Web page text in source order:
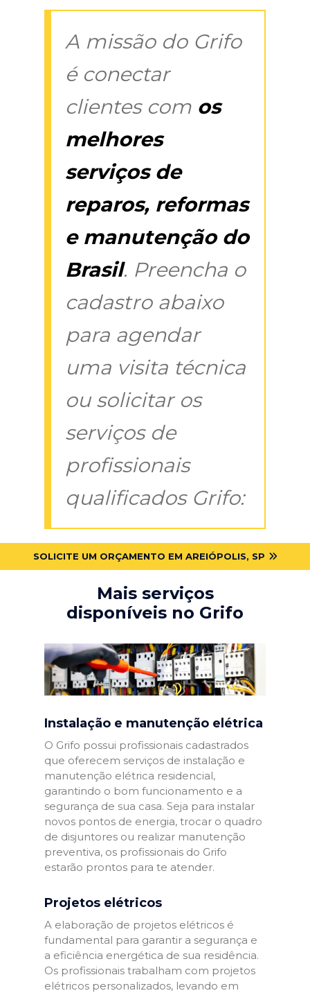
A missão do Grifo
é conectar
clientes com os
melhores
serviços de
reparos, reformas
e manutenção do
Brasil. Preencha o
cadastro abaixo
para agendar
uma visita técnica
ou solicitar os
serviços de
profissionais
qualificados Grifo:
SOLICITE UM ORÇAMENTO EM AREIÓPOLIS, SP
Mais serviços
disponíveis no Grifo
Instalação e manutenção elétrica
O Grifo possui profissionais cadastrados
que oferecem serviços de instalação e
manutenção elétrica residencial,
garantindo o bom funcionamento e a
segurança de sua casa. Seja para instalar
novos pontos de energia, trocar o quadro
de disjuntores ou realizar manutenção
preventiva, os profissionais do Grifo
estarão prontos para te atender.
Projetos elétricos
A elaboração de projetos elétricos é
fundamental para garantir a segurança e
a eficiência energética de sua residência.
Os profissionais trabalham com projetos
elétricos personalizados, levando em